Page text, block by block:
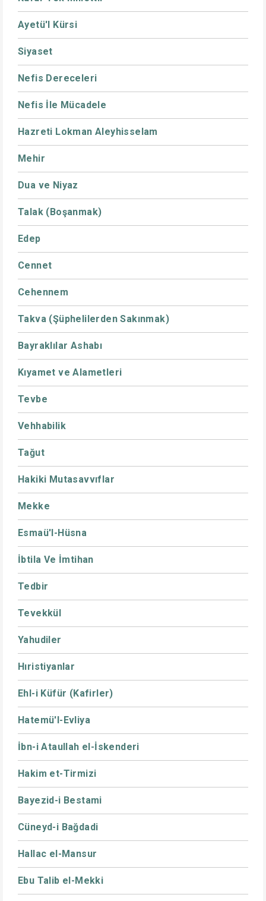
Ayetü'l Kürsi
Siyaset
Nefis Dereceleri
Nefis İle Mücadele
Hazreti Lokman Aleyhisselam
Mehir
Dua ve Niyaz
Talak (Boşanmak)
Edep
Cennet
Cehennem
Takva (Şüphelilerden Sakınmak)
Bayraklılar Ashabı
Kıyamet ve Alametleri
Tevbe
Vehhabilik
Tağut
Hakiki Mutasavvıflar
Mekke
Esmaü'l-Hüsna
İbtila Ve İmtihan
Tedbir
Tevekkül
Yahudiler
Hıristiyanlar
Ehl-i Küfür (Kafirler)
Hatemü'l-Evliya
İbn-i Ataullah el-İskenderi
Hakim et-Tirmizi
Bayezid-i Bestami
Cüneyd-i Bağdadi
Hallac el-Mansur
Ebu Talib el-Mekki